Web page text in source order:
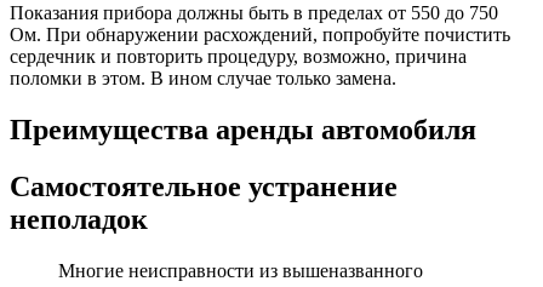
Показания прибора должны быть в пределах от 550 до 750
Ом. При обнаружении расхождений, попробуйте почистить
сердечник и повторить процедуру, возможно, причина
поломки в этом. В ином случае только замена.
Преимущества аренды автомобиля
Самостоятельное устранение
неполадок
Многие неисправности из вышеназванного